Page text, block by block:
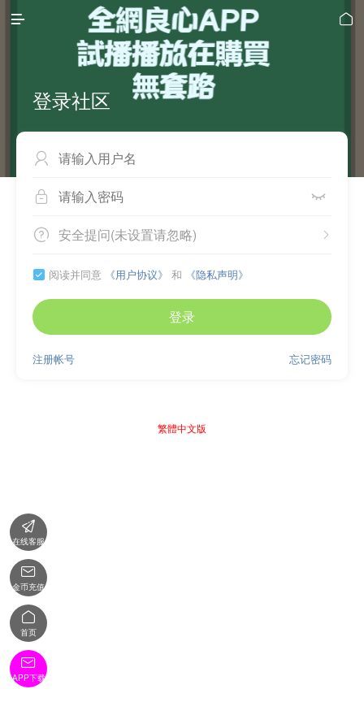
 
登录社区

 
 
安全提问(未设置请忽略)
 阅读并同意 《用户协议》 和 《隐私声明》
登录
忘记密码
注册帐号
繁體中文版

在线客服

金币充值

首页

APP下载